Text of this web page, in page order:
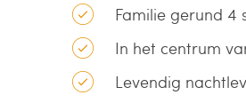
Familie gerund 4
In het centrum
Levendig